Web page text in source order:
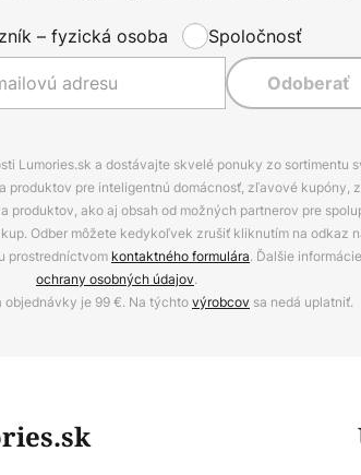
– fyzická osoba Spoločnosť
Odoberať
Lumories.sk a dostávajte skvelé ponuky zo sortimentu
produktov pre inteligentnú domácnosť, zľavové kupóny,
ako aj obsah od možných partnerov pre
Odber môžete kedykoľvek zrušiť kliknutím na odkaz
prostredníctvom kontaktného formulára. Ďalšie
ochrany osobných údajov.
objednávky je 99 €. Na týchtovýrobcov sa nedá uplatniť.